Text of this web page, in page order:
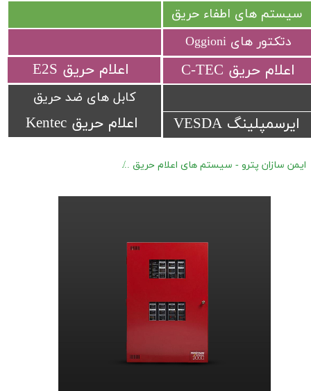
اعلام حریق Kentec
​اعلام حریق C-TEC​​​​​​​ ​اعلام حریق E2S
ایرسمپلینگ VESDA
سیستم های اطفاء حریق
کابل های ضد حریق
دتکتور های Oggioni
ایمن سازان پترو - سیستم های اعلام حریق